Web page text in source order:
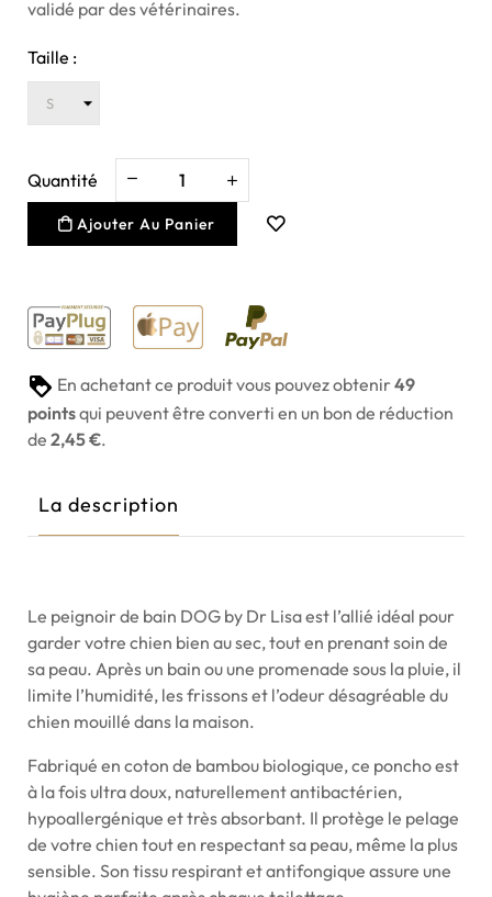
validé par des vétérinaires.
Taille :
Quantité
Ajouter Au Panier
En achetant ce produit vous pouvez obtenir 49
pointsqui peuvent être converti en un bon de réduction
de 2,45 €.
La description
Le peignoir de bain DOG by Dr Lisa est l’allié idéal pour
garder votre chien bien au sec, tout en prenant soin de
sa peau. Après un bain ou une promenade sous la pluie, il
limite l’humidité, les frissons et l’odeur désagréable du
chien mouillé dans la maison.
Fabriqué en coton de bambou biologique, ce poncho est
à la fois ultra doux, naturellement antibactérien,
hypoallergénique et très absorbant. Il protège le pelage
de votre chien tout en respectant sa peau, même la plus
sensible. Son tissu respirant et antifongique assure une